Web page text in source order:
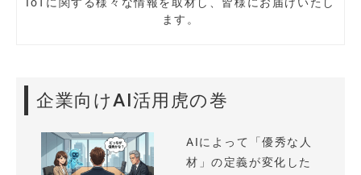
ます。
企業向けAI活用虎の巻
AIによって「優秀な人
材」の定義が変化した